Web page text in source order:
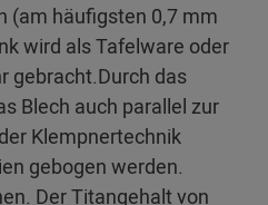
(am häufigsten 0,7 mm
wird als Tafelware oder
gebracht.Durch das
Blech auch parallel zur
Klempnertechnik
gebogen werden.
Der Titangehalt von